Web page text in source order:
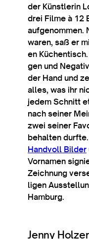
der Künst­ler­in
drei Filme à 12
auf­gen­om­men.
war­en, saß er
en
gen und
der Hand und
alles, was ihr
jedem Schnitt
nach sein­er
zwei sein­er
behal­ten
Hand­voll Bilder
Vor­na­men
Zeich­nung
li­gen
Hamburg.
Jenny